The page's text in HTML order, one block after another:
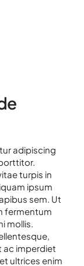
adipiscing
turpis in
ipsum
sem. Ut
fermentum
mollis.
ac imperdiet
ultrices enim